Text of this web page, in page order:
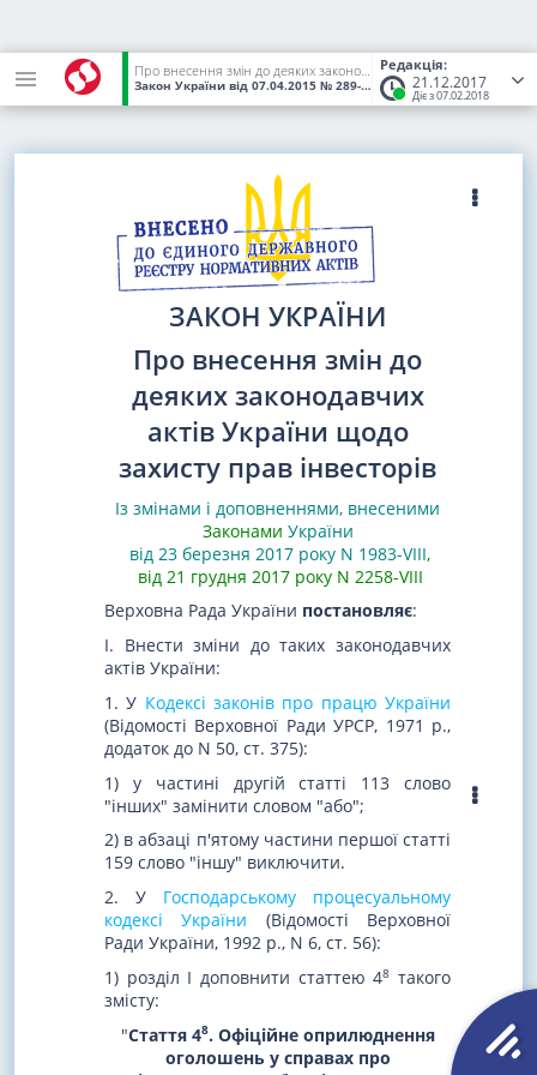
Редакція:
21.12.2017
Діє з 07.02.2018
Про внесення змін до деяких законодавчих актів України щодо захисту прав інвесторів
Закон України від 07.04.2015 № 289-VIII (Статус:Чинний)
ЗАКОН УКРАЇНИ
Про внесення змін до
деяких законодавчих
актів України щодо
захисту прав інвесторів
Із змінами і доповненнями, внесеними
Законами України
від 23 березня 2017 року N 1983-VIII,
від 21 грудня 2017 року N 2258-VIII
Верховна Рада України постановляє:
I. Внести зміни до таких законодавчих
актів України:
1. У Кодексі законів про працю України
(Відомості Верховної Ради УРСР, 1971 р.,
додаток до N 50, ст. 375):
1) у частині другій статті 113 слово
"інших" замінити словом "або";
2) в абзаці п'ятому частини першої статті
159 слово "іншу" виключити.
2. У Господарському процесуальному
кодексі України (Відомості Верховної
Ради України, 1992 р., N 6, ст. 56):
1) розділ I доповнити статтею 48 такого
змісту:
"Стаття 48. Офіційне оприлюднення
оголошень у справах про